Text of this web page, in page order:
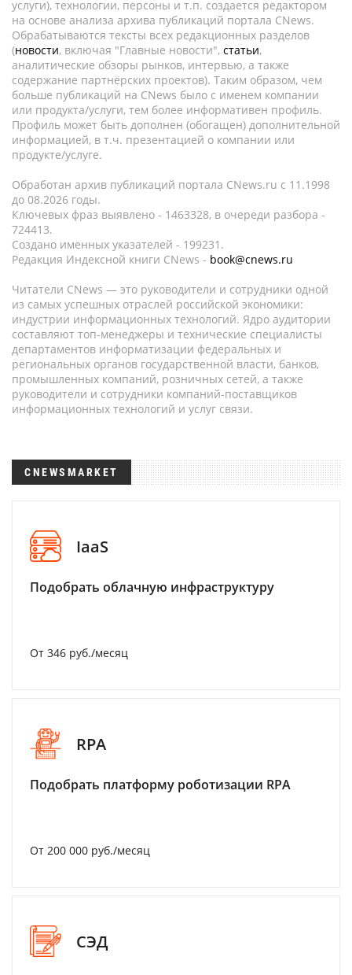
услуги), технологии, персоны и т.п. создается редактором
на основе анализа архива публикаций портала CNews.
Обрабатываются тексты всех редакционных разделов
(новости, включая "Главные новости", статьи,
аналитические обзоры рынков, интервью, а также
содержание партнёрских проектов). Таким образом, чем
больше публикаций на CNews было с именем компании
или продукта/услуги, тем более информативен профиль.
Профиль может быть дополнен (обогащен) дополнительной
информацией, в т.ч. презентацией о компании или
продукте/услуге.
Обработан архив публикаций портала CNews.ru c 11.1998
до 08.2026 годы.
Ключевых фраз выявлено - 1463328, в очереди разбора -
724413.
Создано именных указателей - 199231.
Редакция Индексной книги CNews - book@cnews.ru
Читатели CNews — это руководители и сотрудники одной
из самых успешных отраслей российской экономики:
индустрии информационных технологий. Ядро аудитории
составляют топ-менеджеры и технические специалисты
департаментов информатизации федеральных и
региональных органов государственной власти, банков,
промышленных компаний, розничных сетей, а также
руководители и сотрудники компаний-поставщиков
информационных технологий и услуг связи.
CNEWSMARKET
IaaS
Подобрать облачную инфраструктуру
От 346 руб./месяц
RPA
Подобрать платформу роботизации RPA
От 200 000 руб./месяц
СЭД